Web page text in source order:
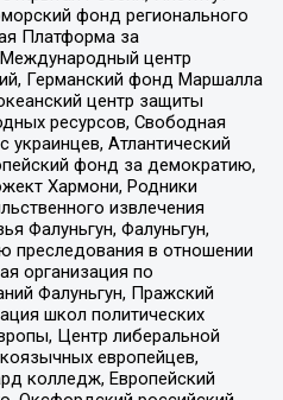
фонд регионального
Платформа за
центр
Германский фонд Маршалла
центр защиты
ресурсов, Свободная
украинцев, Атлантический
фонд за демократию,
Хармони, Родники
извлечения
Фалуньгун, Фалуньгун,
преследования в отношении
организация по
Фалуньгун, Пражский
школ политических
Центр либеральной
европейцев,
колледж, Европейский